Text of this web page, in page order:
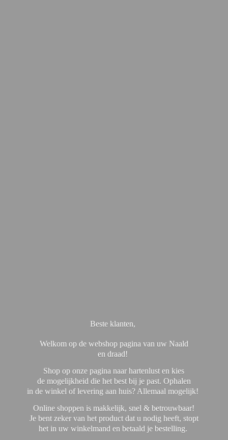
Beste klanten,
Welkom op de webshop pagina van uw Naald
en draad!
Shop op onze pagina naar hartenlust en kies
de mogelijkheid die het best bij je past. Ophalen
in de winkel of levering aan huis? Allemaal mogelijk!
Online shoppen is makkelijk, snel & betrouwbaar!
Je bent zeker van het product dat u nodig heeft, stopt
het in uw winkelmand en betaald je bestelling.